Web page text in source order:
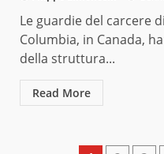
Le guardie del carcere
Columbia, in Canada,
della struttura...
Read More